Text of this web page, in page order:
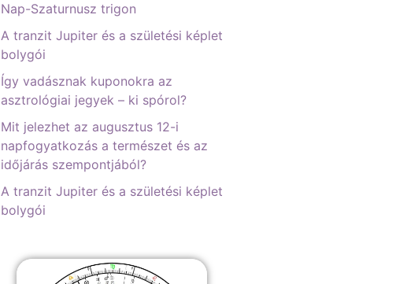
Nap-Szaturnusz trigon
A tranzit Jupiter és a születési képlet
bolygói
Így vadásznak kuponokra az
asztrológiai jegyek – ki spórol?
Mit jelezhet az augusztus 12-i
napfogyatkozás a természet és az
időjárás szempontjából?
A tranzit Jupiter és a születési képlet
bolygói